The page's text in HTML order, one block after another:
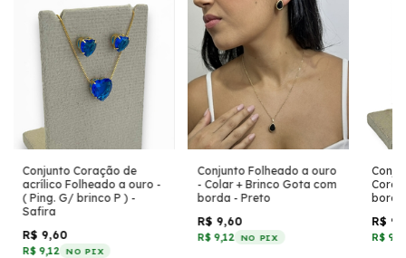
Conjunto Coração de
acrílico Folheado a ouro -
( Ping. G/ brinco P ) -
Safira
R$ 9,60
R$ 9,12 NO PIX
Conjunto Folheado a ouro
- Colar + Brinco Gota com
borda - Preto
R$ 9,60
R$ 9,12 NO PIX
R$
R$